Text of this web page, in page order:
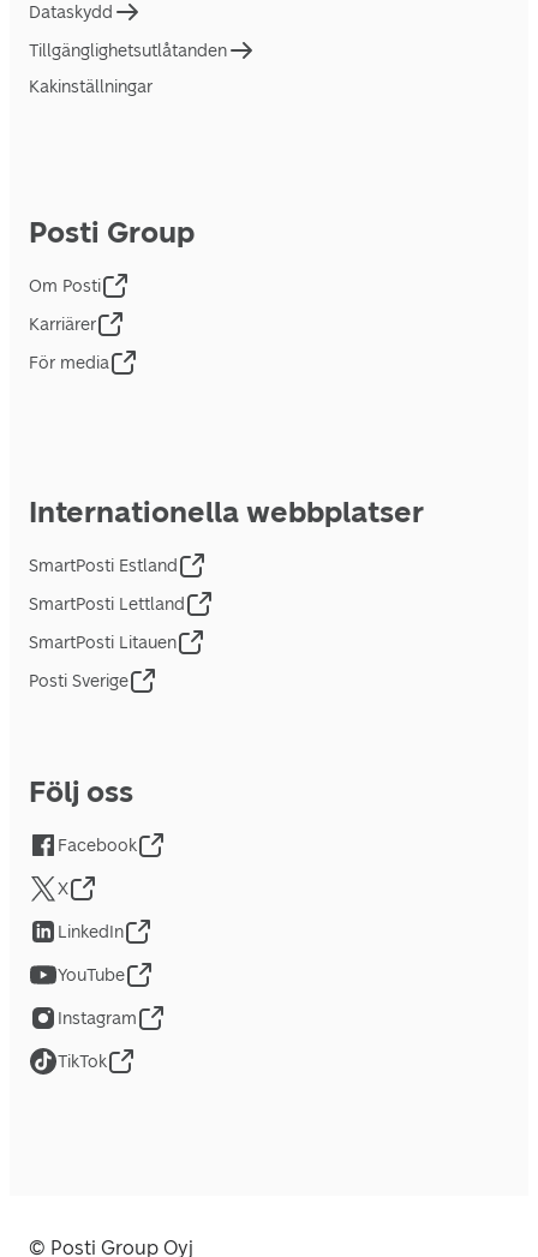
Dataskydd
Tillgänglighetsutlåtanden
Kakinställningar
Posti Group
Om Posti
Karriärer
För media
Internationella webbplatser
SmartPosti Estland
SmartPosti Lettland
SmartPosti Litauen
Posti Sverige
Följ oss
Facebook
X
LinkedIn
YouTube
Instagram
TikTok
© Posti Group Oyj